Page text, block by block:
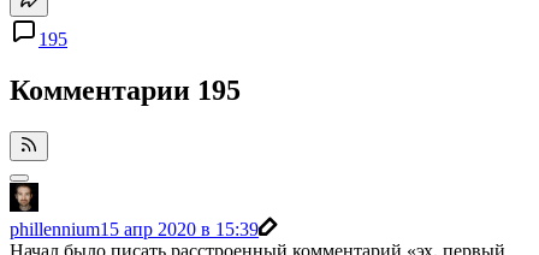
195
Комментарии 195
phillennium15 апр 2020 в 15:39
Начал было писать расстроенный комментарий «эх, первый